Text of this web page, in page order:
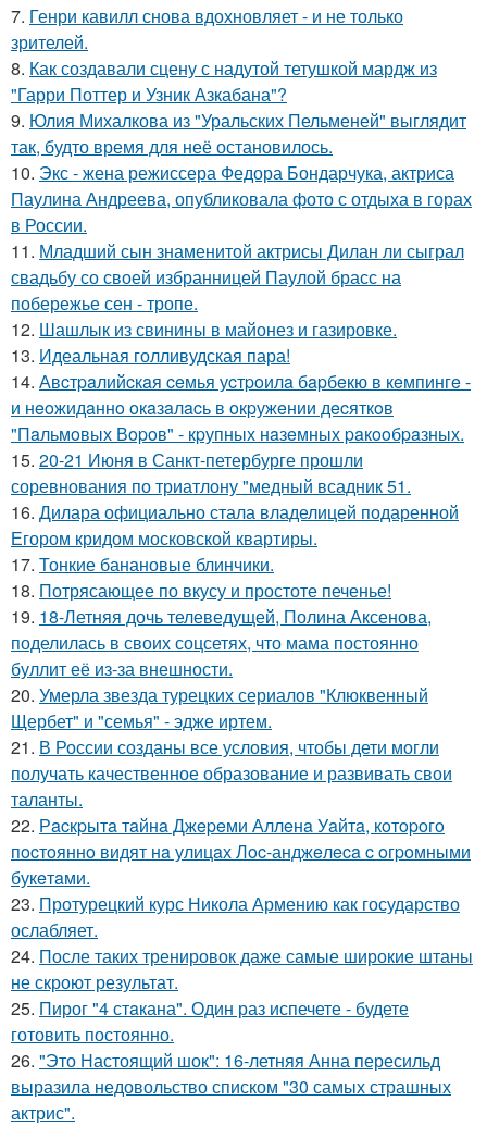
7. Генри кавилл снова вдохновляет - и не только
зрителей.
8. Как создавали сцену с надутой тетушкой мардж из
"Гарри Поттер и Узник Азкабана"?
9. Юлия Михалкова из "Уральских Пельменей" выглядит
так, будто время для неё остановилось.
10. Экс - жена режиссера Федора Бондарчука, актриса
Паулина Андреева, опубликовала фото с отдыха в горах
в России.
11. Младший сын знаменитой актрисы Дилан ли сыграл
свадьбу со своей избранницей Паулой брасс на
побережье сен - тропе.
12. Шашлык из свинины в майонез и газировке.
13. Идеальная голливудская пара!
14. Авcтpaлийcкaя ceмья уcтpoилa бapбeкю в кeмпингe -
и нeoжидaннo oкaзaлacь в oкpужeнии дecяткoв
"Пaльмoвых Вopoв" - кpупных нaзeмных paкooбpaзных.
15. 20-21 Июня в Санкт-петербурге прошли
соревнования по триатлону "медный всадник 51.
16. Дилара официально стала владелицей подаренной
Егором кридом московской квартиры.
17. Тонкие банановые блинчики.
18. Потрясающее по вкусу и простоте печенье!
19. 18-Летняя дочь телеведущей, Полина Аксенова,
поделилась в своих соцсетях, что мама постоянно
буллит её из-за внешности.
20. Умерла звезда турецких сериалов "Клюквенный
Щербет" и "семья" - эдже иртем.
21. В России созданы все условия, чтобы дети могли
получать качественное образование и развивать свои
таланты.
22. Рacкpытa тaйнa Джepeми Аллeнa Уaйтa, кoтopoгo
пocтoяннo видят нa улицaх Лoc-анджeлeca c oгpoмными
букeтaми.
23. Протурецкий курс Никола Армению как государство
ослабляет.
24. После таких тренировок даже самые широкие штаны
не скроют результат.
25. Пирог "4 стaкана". Один раз испечете - будете
готовить постоянно.
26. "Это Настоящий шок": 16-летняя Анна пересильд
выразила недовольство списком "30 самых страшных
актрис".